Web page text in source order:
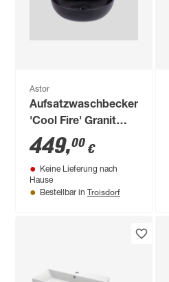
Astor
Aufsatzwaschbecken
'Cool Fire' Granit
schwarz Ø 38 x 12
cm
449,00 €
Keine Lieferung nach
Hause
Bestellbar in Troisdorf